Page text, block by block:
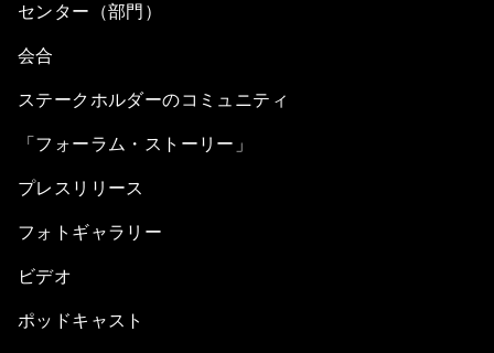
センター（部門）
会合
ステークホルダーのコミュニティ
「フォーラム・ストーリー」
プレスリリース
フォトギャラリー
ビデオ
ポッドキャスト